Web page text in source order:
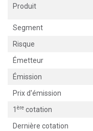
Produit
Segment
Risque
Émetteur
Émission
Prix d'émission
1 ère cotation
Dernière cotation